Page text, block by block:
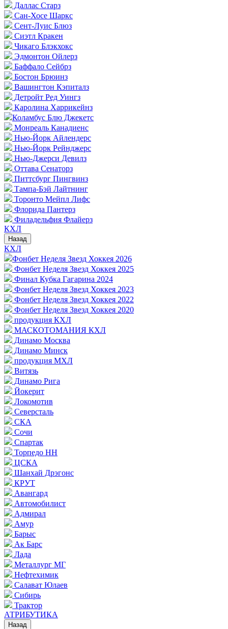
Даллас Старз
Сан-Хосе Шаркс
Сент-Луис Блюз
Сиэтл Кракен
Чикаго Блэкхокс
Эдмонтон Ойлерз
Баффало Сейбрз
Бостон Брюинз
Вашингтон Кэпиталз
Детройт Ред Уингз
Каролина Харрикейнз
Коламбус Блю Джекетс
Монреаль Канадиенс
Нью-Йорк Айлендерс
Нью-Йорк Рейнджерс
Нью-Джерси Девилз
Оттава Сенаторз
Питтсбург Пингвинз
Тампа-Бэй Лайтнинг
Торонто Мейпл Лифс
Флорида Пантерз
Филадельфия Флайерз
КХЛ
Назад
КХЛ
Фонбет Неделя Звезд Хоккея 2026
Фонбет Неделя Звезд Хоккея 2025
Финал Кубка Гагарина 2024
Фонбет Неделя Звезд Хоккея 2023
Фонбет Неделя Звезд Хоккея 2022
Фонбет Неделя Звезд Хоккея 2020
продукция КХЛ
МАСКОТОМАНИЯ КХЛ
Динамо Москва
Динамо Минск
продукция МХЛ
Витязь
Динамо Рига
Йокерит
Локомотив
Северсталь
СКА
Сочи
Спартак
Торпедо НН
ЦСКА
Шанхай Дрэгонс
КРУТ
Авангард
Автомобилист
Адмирал
Амур
Барыс
Ак Барс
Лада
Металлург МГ
Нефтехимик
Салават Юлаев
Сибирь
Трактор
АТРИБУТИКА
Назад